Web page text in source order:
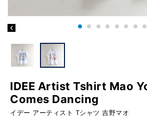
IDEE Artist Tshirt Mao
Comes Dancing
イデー アーティスト Tシャツ 吉野マオ